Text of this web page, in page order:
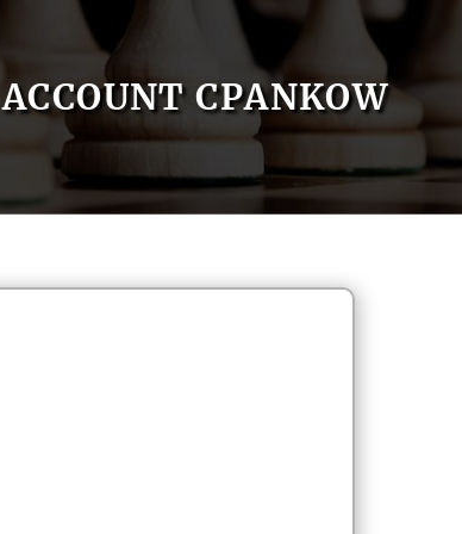
ACCOUNT CPANKOW